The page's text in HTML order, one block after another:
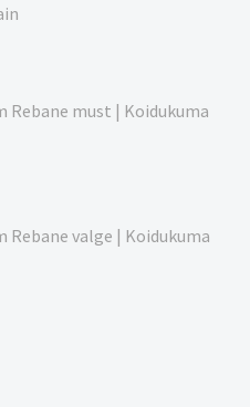
Rebane must | Koidukuma
Rebane valge | Koidukuma